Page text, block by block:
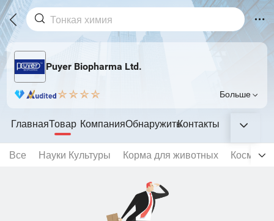
Puyer Biopharma Ltd.
Больше
ГлавнаяТовар КомпанияОбнаружитьКонтакты
Все Науки Культуры Корма для животных